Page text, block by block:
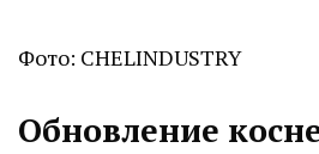
Фото: CHELINDUSTRY
Обновление